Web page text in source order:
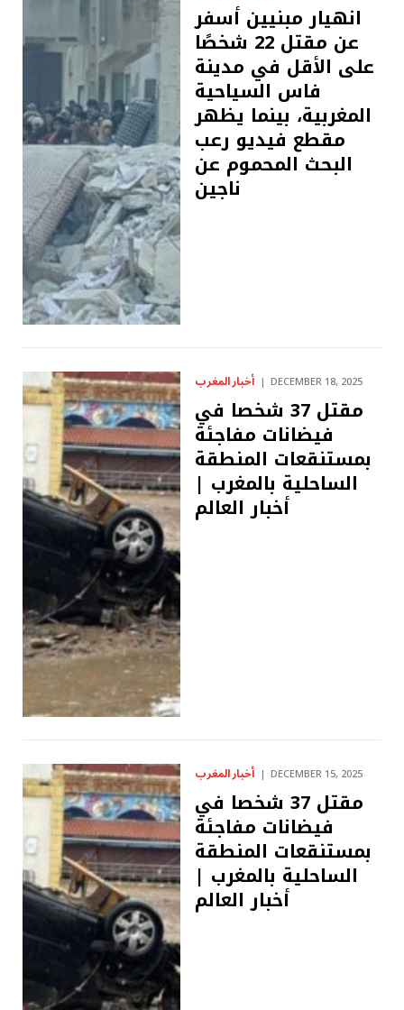
انهيار مبنيين أسفر
عن مقتل 22 شخصًا
على الأقل في مدينة
فاس السياحية
المغربية، بينما يظهر
مقطع فيديو رعب
البحث المحموم عن
ناجين
أخبار المغرب DECEMBER 18, 2025
مقتل 37 شخصا في
فيضانات مفاجئة
بمستنقعات المنطقة
الساحلية بالمغرب |
أخبار العالم
أخبار المغرب DECEMBER 15, 2025
مقتل 37 شخصا في
فيضانات مفاجئة
بمستنقعات المنطقة
الساحلية بالمغرب |
أخبار العالم